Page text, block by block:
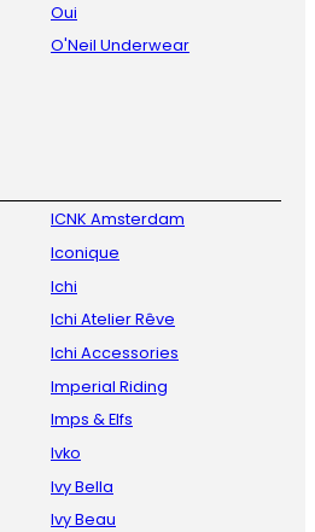
Oui
O'Neil Underwear
ICNK Amsterdam
Iconique
Ichi
Ichi Atelier Rêve
Ichi Accessories
Imperial Riding
Imps & Elfs
Ivko
Ivy Bella
Ivy Beau